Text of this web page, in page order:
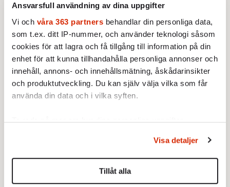
Ansvarsfull användning av dina uppgifter
Vi och våra 363 partners behandlar din personliga data,
som t.ex. ditt IP-nummer, och använder teknologi såsom
cookies för att lagra och få tillgång till information på din
enhet för att kunna tillhandahålla personliga annonser och
innehåll, annons- och innehållsmätning, åskådarinsikter
och produktutveckling. Du kan själv välja vilka som får
använda din data och i vilka syften.
Ta reda på mer om hur dina personliga uppgifter
Du kan ändra eller dra tillbaka ditt samtycke när som
helst från cookie-förklaringen.
Vi använder enhetsidentifierare för att anpassa innehållet
Visa detaljer
Tillåt alla
Margaretha af Ugglas. Politiker
och utrikesminister, dog den 10
maj, 87 år gammal.
Av: Staffan Heimerson
KULTUR MINNESORD
Ständigt vilse i folkhemmet
Regissören och skådespelaren
Staffan Westerberg dog i juni, 92
En officer och gentleman i
Översten Bo Pellnäs dog den 20
maj, 86 år gammal.
Av: Staffan Heimerson•